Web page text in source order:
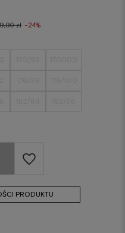
188/100
zł -24%
PRODUKTU